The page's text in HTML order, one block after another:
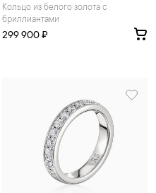
Кольцо из белого золота с
бриллиантами
299 900 ₽